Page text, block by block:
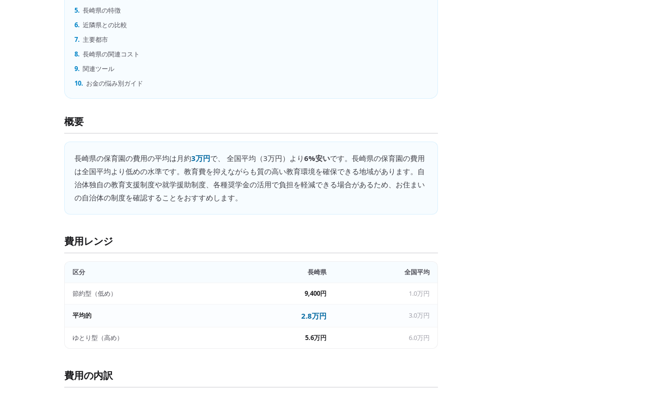
5. 長崎県の特徴
6. 近隣県との比較
7. 主要都市
8. 長崎県の関連コスト
9. 関連ツール
10. お金の悩み別ガイド
概要
長崎県の保育園の費用の平均は月約3万円で、 全国平均（3万円）より6%安いです。 長崎県の保育園の費用
は全国平均より低めの水準です。教育費を抑えながらも質の高い教育環境を確保できる地域があります。自
治体独自の教育支援制度や就学援助制度、各種奨学金の活用で負担を軽減できる場合があるため、お住まい
の自治体の制度を確認することをおすすめします。
費用レンジ
区分 長崎県 全国平均
節約型（低め） 9,400円 1.0万円
平均的 2.8万円 3.0万円
ゆとり型（高め） 5.6万円 6.0万円
費用の内訳